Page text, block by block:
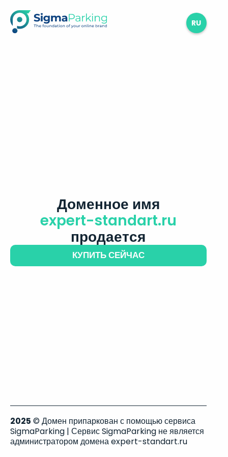
RU
Доменное имя
expert-standart.ru
продается
КУПИТЬ СЕЙЧАС
2025 © Домен припаркован с помощью сервиса
SigmaParking | Сервис SigmaParking не является
администратором домена expert-standart.ru